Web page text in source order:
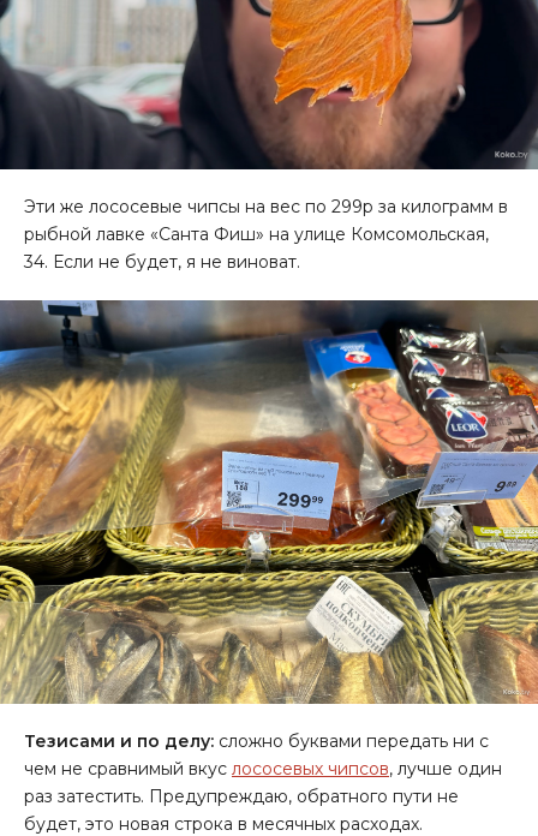
Эти же лососевые чипсы на вес по 299р за килограмм в
рыбной лавке «Санта Фиш» на улице Комсомольская,
34. Если не будет, я не виноват.
Тезисами и по делу: сложно буквами передать ни с
чем не сравнимый вкус лососевых чипсов, лучше один
раз затестить. Предупреждаю, обратного пути не
будет, это новая строка в месячных расходах.